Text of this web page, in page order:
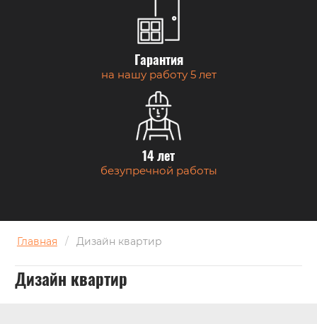
Гарантия
на нашу работу 5 лет
14 лет
безупречной работы
Главная / Дизайн квартир
Дизайн квартир